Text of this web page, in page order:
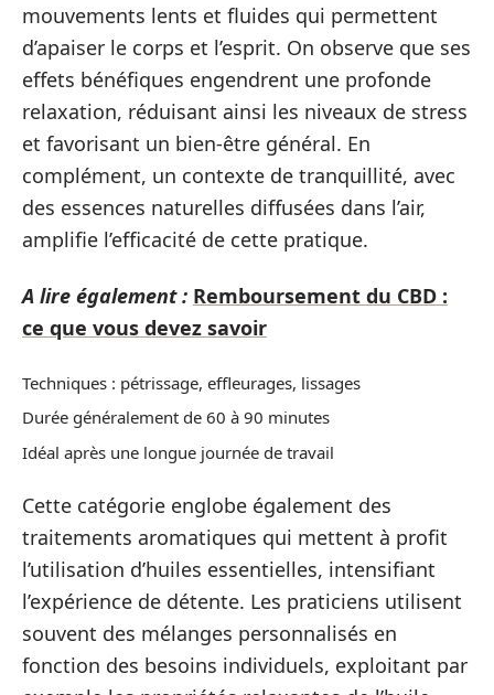
mouvements lents et fluides qui permettent
d’apaiser le corps et l’esprit. On observe que ses
effets bénéfiques engendrent une profonde
relaxation, réduisant ainsi les niveaux de stress
et favorisant un bien-être général. En
complément, un contexte de tranquillité, avec
des essences naturelles diffusées dans l’air,
amplifie l’efficacité de cette pratique.
A lire également : Remboursement du CBD :
ce que vous devez savoir
Techniques : pétrissage, effleurages, lissages
Durée généralement de 60 à 90 minutes
Idéal après une longue journée de travail
Cette catégorie englobe également des
traitements aromatiques qui mettent à profit
l’utilisation d’huiles essentielles, intensifiant
l’expérience de détente. Les praticiens utilisent
souvent des mélanges personnalisés en
fonction des besoins individuels, exploitant par